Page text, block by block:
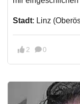
Stadt: Linz
2 0